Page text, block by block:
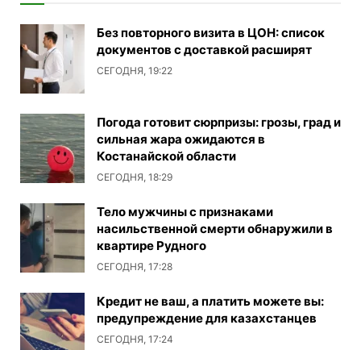
Без повторного визита в ЦОН: список
документов с доставкой расширят
СЕГОДНЯ, 19:22
Погода готовит сюрпризы: грозы, град и
сильная жара ожидаются в
Костанайской области
СЕГОДНЯ, 18:29
Тело мужчины с признаками
насильственной смерти обнаружили в
квартире Рудного
СЕГОДНЯ, 17:28
Кредит не ваш, а платить можете вы:
предупреждение для казахстанцев
СЕГОДНЯ, 17:24